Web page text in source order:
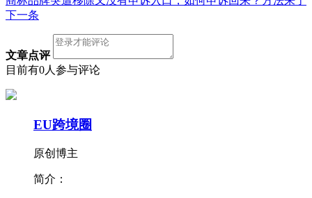
下一条
文章点评
目前有0人参与评论
EU跨境圈
原创博主
简介：